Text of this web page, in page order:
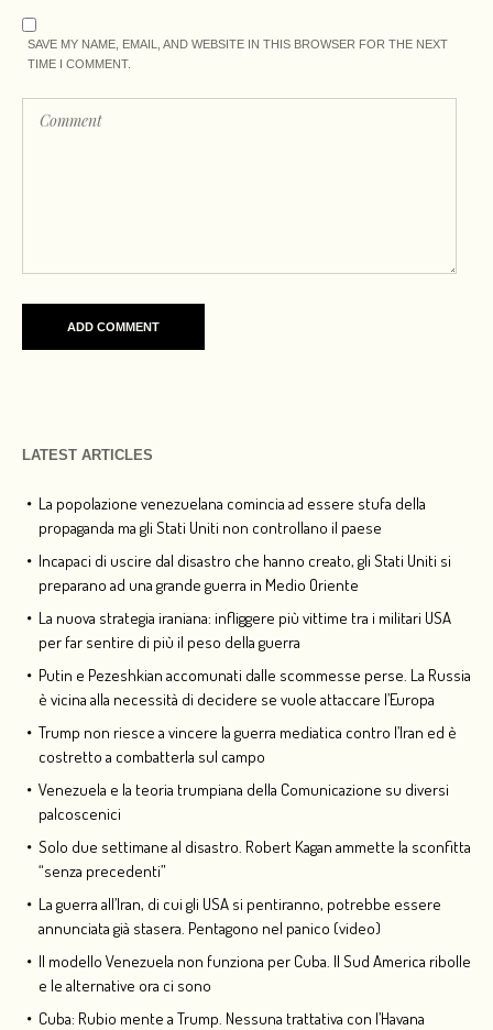
SAVE MY NAME, EMAIL, AND WEBSITE IN THIS BROWSER FOR THE NEXT
TIME I COMMENT.
LATEST ARTICLES
La popolazione venezuelana comincia ad essere stufa della
propaganda ma gli Stati Uniti non controllano il paese
Incapaci di uscire dal disastro che hanno creato, gli Stati Uniti si
preparano ad una grande guerra in Medio Oriente
La nuova strategia iraniana: infliggere più vittime tra i militari USA
per far sentire di più il peso della guerra
Putin e Pezeshkian accomunati dalle scommesse perse. La Russia
è vicina alla necessità di decidere se vuole attaccare l’Europa
Trump non riesce a vincere la guerra mediatica contro l’Iran ed è
costretto a combatterla sul campo
Venezuela e la teoria trumpiana della Comunicazione su diversi
palcoscenici
Solo due settimane al disastro. Robert Kagan ammette la sconfitta
“senza precedenti”
La guerra all’Iran, di cui gli USA si pentiranno, potrebbe essere
annunciata già stasera. Pentagono nel panico (video)
Il modello Venezuela non funziona per Cuba. Il Sud America ribolle
e le alternative ora ci sono
Cuba: Rubio mente a Trump. Nessuna trattativa con l’Havana